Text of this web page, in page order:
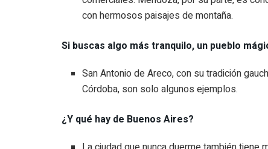
con hermosos paisajes de montaña.
Si buscas algo más tranquilo, un pueblo
San Antonio de Areco, con su tradición
Córdoba, son solo algunos ejemplos.
¿Y qué hay de Buenos Aires?